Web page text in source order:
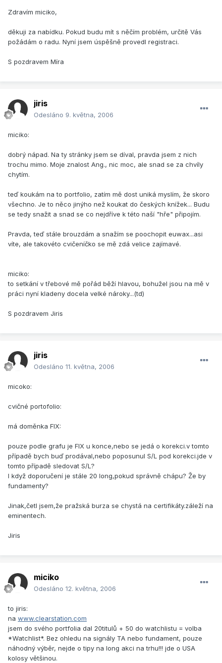
Zdravím miciko,
děkuji za nabídku. Pokud budu mít s něčím problém, určitě Vás
požádám o radu. Nyní jsem úspěšně provedl registraci.
S pozdravem Míra
jiris
Odesláno 9. května, 2006
miciko:
dobrý nápad. Na ty stránky jsem se díval, pravda jsem z nich
trochu mimo. Moje znalost Ang., nic moc, ale snad se za chvíly
chytím.
teď koukám na to portfolio, zatím mě dost uniká myslím, že skoro
všechno. Je to něco jinýho než koukat do českých knížek... Budu
se tedy snažit a snad se co nejdříve k této naší "hře" připojím.
Pravda, teď stále brouzdám a snažím se poochopit euwax...asi
víte, ale takovéto cvičeníčko se mě zdá velice zajímavé.
miciko:
to setkání v třebové mě pořád běží hlavou, bohužel jsou na mě v
práci nyní kladeny docela velké nároky...(td)
S pozdravem Jiris
jiris
Odesláno 11. května, 2006
micoko:
cvičné portofolio:
má doměnka FIX:
pouze podle grafu je FIX u konce,nebo se jedá o korekci.v tomto
případě bych buď prodával,nebo poposunul S/L pod korekci.jde v
tomto případě sledovat S/L?
I když doporučení je stále 20 long,pokud správně chápu? Že by
fundamenty?
Jinak,četl jsem,že pražská burza se chystá na certifikáty.záleží na
eminentech.
Jiris
miciko
Odesláno 12. května, 2006
to jiris:
na www.clearstation.com
jsem do svého portfolia dal 20titulů + 50 do watchlistu = volba
*Watchlist*. Bez ohledu na signály TA nebo fundament, pouze
náhodný výběr, nejde o tipy na long akci na trhu!!! jde o USA
kolosy většinou.